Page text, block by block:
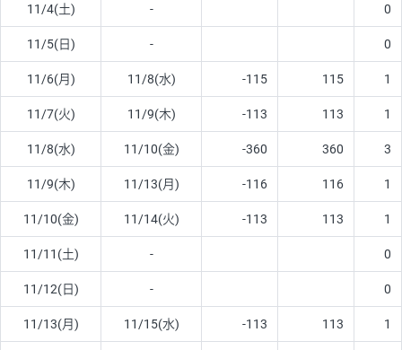
11/4(土) - 0
11/5(日) - 0
11/6(月) 11/8(水) -115 115 1
11/7(火) 11/9(木) -113 113 1
11/8(水) 11/10(金) -360 360 3
11/9(木) 11/13(月) -116 116 1
11/10(金) 11/14(火) -113 113 1
11/11(土) - 0
11/12(日) - 0
11/13(月) 11/15(水) -113 113 1